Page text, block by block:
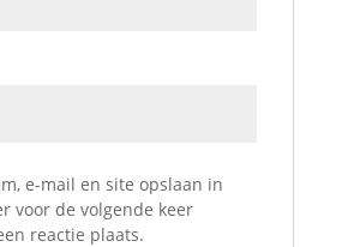
e-mail en site opslaan in
voor de volgende keer
reactie plaats.